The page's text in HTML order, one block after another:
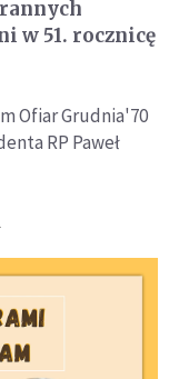
w 51. rocznicę
Ofiar Grudnia'70
RP Paweł